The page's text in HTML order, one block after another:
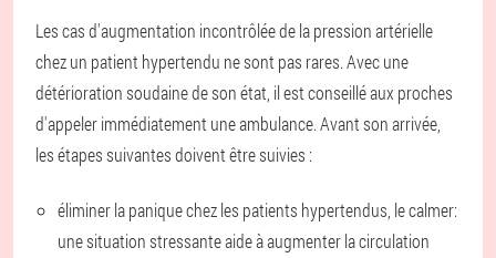
Les cas d'augmentation incontrôlée de la pression artérielle
chez un patient hypertendu ne sont pas rares. Avec une
détérioration soudaine de son état, il est conseillé aux proches
d'appeler immédiatement une ambulance. Avant son arrivée,
les étapes suivantes doivent être suivies :
éliminer la panique chez les patients hypertendus, le calmer:
une situation stressante aide à augmenter la circulation